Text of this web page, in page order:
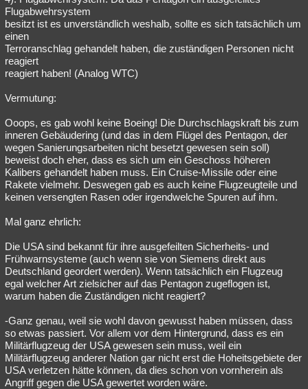
Flugabwehrsystem
besitzt ist es unverständlich weshalb, sollte es sich tatsächlich um
einen
Terroranschlag gehandelt haben, die zuständigen Personen nicht
reagiert
reagiert haben! (Analog WTC)
Vermutung:
Ooops, es gab wohl keine Boeing! Die Durchschlagskraft bis zum
inneren Gebäudering (und das in dem Flügel des Pentagon, der
wegen Sanierungsarbeiten nicht besetzt gewesen sein soll)
beweist doch eher, dass es sich um ein Geschoss höheren
Kalibers gehandelt haben muss. Ein Cruise-Missile oder eine
Rakete vielmehr. Deswegen gab es auch keine Flugzeugteile und
keinen versengten Rasen oder irgendwelche Spuren auf ihm.
Mal ganz ehrlich:
Die USA sind bekannt für ihre ausgefeilten Sicherheits- und
Frühwarnsysteme (auch wenn sie von Siemens direkt aus
Deutschland geordert werden). Wenn tatsächlich ein Flugzeug
egal welcher Art zielsicher auf das Pentagon zugeflogen ist,
warum haben die Zuständigen nicht reagiert?
-Ganz genau, weil sie wohl davon gewusst haben müssen, dass
so etwas passiert. Vor allem vor dem Hintergrund, dass es ein
Militärflugzeug der USA gewesen sein muss, weil ein
Militärflugzeug anderer Nation gar nicht erst die Hoheitsgebiete der
USA verletzen hätte können, da dies schon von vornherein als
Angriff gegen die USA gewertet worden wäre.